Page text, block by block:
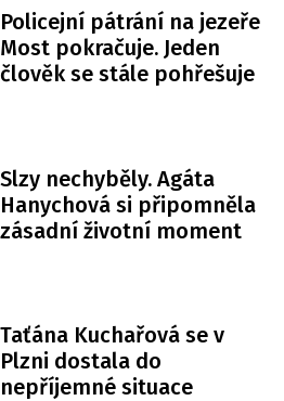
Policejní pátrání na jezeře
Most pokračuje. Jeden
člověk se stále pohřešuje
Slzy nechyběly. Agáta
Hanychová si připomněla
zásadní životní moment
Taťána Kuchařová se v
Plzni dostala do
nepříjemné situace